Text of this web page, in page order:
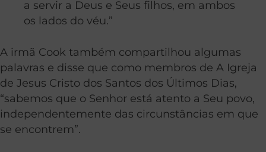
a servir a Deus e Seus filhos, em ambos
os lados do véu.”
A irmã Cook também compartilhou algumas
palavras e disse que como membros de A Igreja
de Jesus Cristo dos Santos dos Últimos Dias,
“sabemos que o Senhor está atento a Seu povo,
independentemente das circunstâncias em que
se encontrem”.